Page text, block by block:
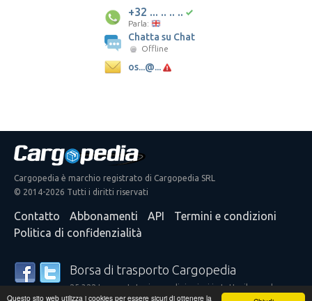
Questo sito web utilizza i cookies per essere sicuri di ottenere la
+32 ... .. .. ..
Parla:
Chatta su Chat
Offline
os...@...
Cargopedia è marchio registrato di Cargopedia SRL
© 2014-2026 Tutti i diritti riservati
Contatto Abbonamenti API
Termini e condizioni
Politica di confidenzialità
Borsa di trasporto Cargopedia
25.322 trasportatori e spedizionieri in tutto il mondo